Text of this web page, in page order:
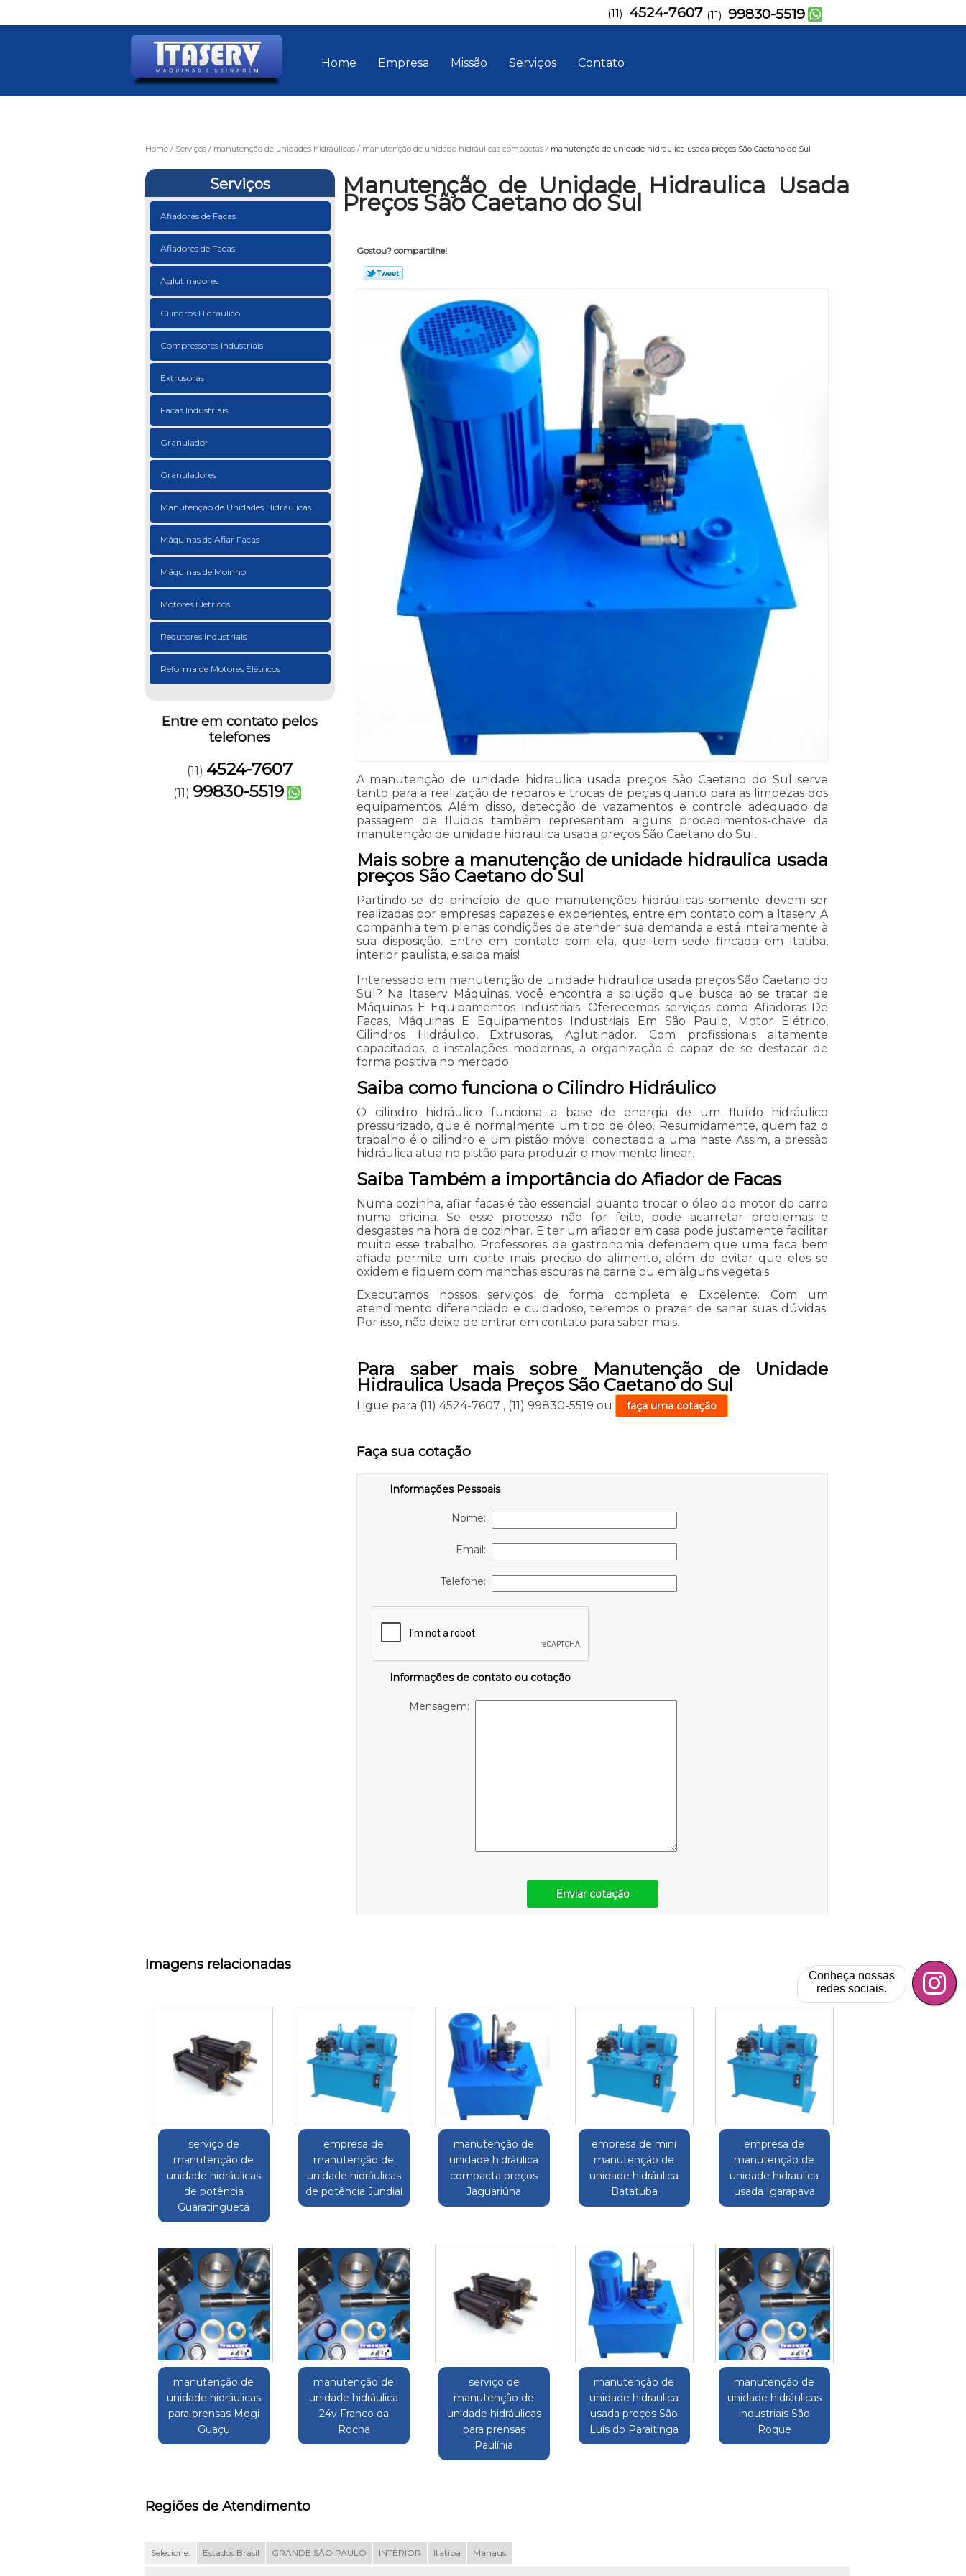
Home Empresa Missão Serviços Contato
(11) 4524-7607 (11) 99830-5519
Home Serviços manutenção de unidades hidráulicas manutenção de unidade hidráulicas compactas manutenção de unidade hidraulica usada preços São Caetano do Sul
Serviços
Afiadoras de Facas
Afiadores de Facas
Aglutinadores
Cilindros Hidráulico
Compressores Industriais
Extrusoras
Facas Industriais
Granulador
Granuladores
Manutenção de Unidades Hidráulicas
Máquinas de Afiar Facas
Máquinas de Moinho
Motores Elétricos
Redutores Industriais
Reforma de Motores Elétricos
Entre em contato pelos
telefones
(11) 4524-7607
(11) 99830-5519
Manutenção de Unidade Hidraulica Usada
Preços São Caetano do Sul
Gostou? compartilhe!
A manutenção de unidade hidraulica usada preços São Caetano do Sul serve
tanto para a realização de reparos e trocas de peças quanto para as limpezas dos
equipamentos. Além disso, detecção de vazamentos e controle adequado da
passagem de fluidos também representam alguns procedimentos-chave da
manutenção de unidade hidraulica usada preços São Caetano do Sul.
Mais sobre a manutenção de unidade hidraulica usada
preços São Caetano do Sul
Partindo-se do princípio de que manutenções hidráulicas somente devem ser
realizadas por empresas capazes e experientes, entre em contato com a Itaserv. A
companhia tem plenas condições de atender sua demanda e está inteiramente à
sua disposição. Entre em contato com ela, que tem sede fincada em Itatiba,
interior paulista, e saiba mais!
Interessado em manutenção de unidade hidraulica usada preços São Caetano do
Sul? Na Itaserv Máquinas, você encontra a solução que busca ao se tratar de
Máquinas E Equipamentos Industriais. Oferecemos serviços como Afiadoras De
Facas, Máquinas E Equipamentos Industriais Em São Paulo, Motor Elétrico,
Cilindros Hidráulico, Extrusoras, Aglutinador. Com profissionais altamente
capacitados, e instalações modernas, a organização é capaz de se destacar de
forma positiva no mercado.
Saiba como funciona o Cilindro Hidráulico
O cilindro hidráulico funciona a base de energia de um fluído hidráulico
pressurizado, que é normalmente um tipo de óleo. Resumidamente, quem faz o
trabalho é o cilindro e um pistão móvel conectado a uma haste Assim, a pressão
hidráulica atua no pistão para produzir o movimento linear.
Saiba Também a importância do Afiador de Facas
Numa cozinha, afiar facas é tão essencial quanto trocar o óleo do motor do carro
numa oficina. Se esse processo não for feito, pode acarretar problemas e
desgastes na hora de cozinhar. E ter um afiador em casa pode justamente facilitar
muito esse trabalho. Professores de gastronomia defendem que uma faca bem
afiada permite um corte mais preciso do alimento, além de evitar que eles se
oxidem e fiquem com manchas escuras na carne ou em alguns vegetais.
Executamos nossos serviços de forma completa e Excelente. Com um
atendimento diferenciado e cuidadoso, teremos o prazer de sanar suas dúvidas.
Por isso, não deixe de entrar em contato para saber mais.
Para saber mais sobre Manutenção de Unidade
Hidraulica Usada Preços São Caetano do Sul
Ligue para (11) 4524-7607 , (11) 99830-5519 ou faça uma cotação
Faça sua cotação
Informações Pessoais
Nome:
Email:
Telefone:
Informações de contato ou cotação
Mensagem:
Enviar cotação
Imagens relacionadas
serviço de
manutenção de
unidade hidráulicas
de potência
Guaratinguetá
empresa de
manutenção de
unidade hidráulicas
de potência Jundiaí
manutenção de
unidade hidráulica
compacta preços
Jaguariúna
empresa de mini
manutenção de
unidade hidráulica
Batatuba
empresa de
manutenção de
unidade hidraulica
usada Igarapava
manutenção de
unidade hidráulicas
para prensas Mogi
Guaçu
manutenção de
unidade hidráulica
24v Franco da
Rocha
serviço de
manutenção de
unidade hidráulicas
para prensas
Paulínia
manutenção de
unidade hidraulica
usada preços São
Luís do Paraitinga
manutenção de
unidade hidráulicas
industriais São
Roque
Regiões de Atendimento
Selecione: Estados Brasil GRANDE SÃO PAULO INTERIOR Itatiba Manaus
Conheça nossas
redes sociais.